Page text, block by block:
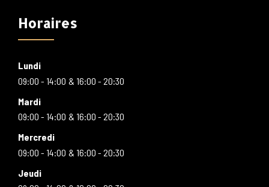
Horaires
Lundi
09:00 - 14:00
16:00 - 20:30
Mardi
09:00 - 14:00
16:00 - 20:30
Mercredi
09:00 - 14:00
16:00 - 20:30
Jeudi